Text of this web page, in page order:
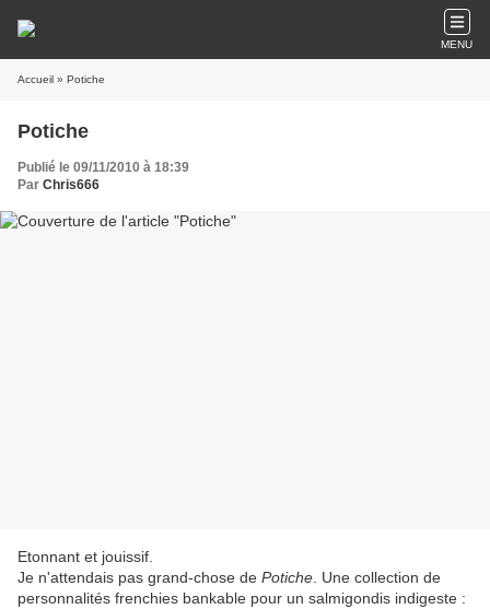
MENU
Accueil » Potiche
Potiche
Publié le 09/11/2010 à 18:39
Par Chris666
Etonnant et jouissif.
Je n'attendais pas grand-chose de Potiche . Une collection de
personnalités frenchies bankable pour un salmigondis indigeste :